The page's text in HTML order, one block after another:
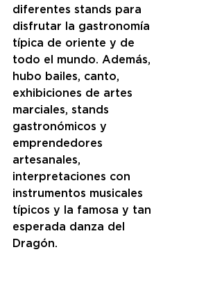
diferentes stands para
disfrutar la gastronomía
típica de oriente y de
todo el mundo. Además,
hubo bailes, canto,
exhibiciones de artes
marciales, stands
gastronómicos y
emprendedores
artesanales,
interpretaciones con
instrumentos musicales
típicos y la famosa y tan
esperada danza del
Dragón.